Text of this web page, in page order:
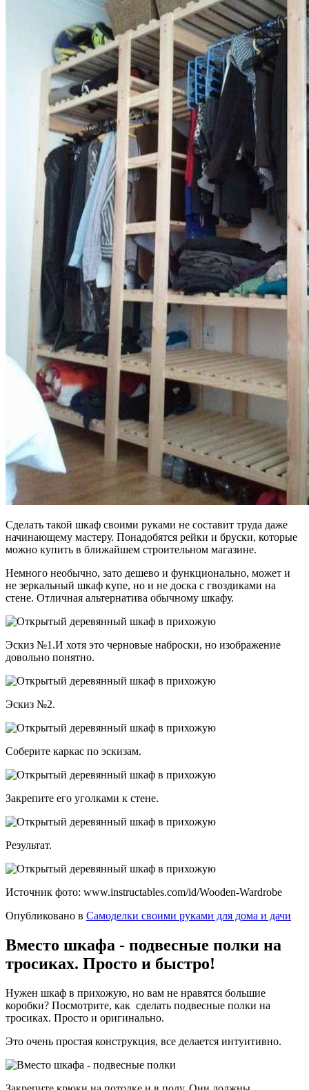
Сделать такой шкаф своими руками не составит труда даже
начинающему мастеру. Понадобятся рейки и бруски, которые
можно купить в ближайшем строительном магазине.
Немного необычно, зато дешево и функционально, может и
не зеркальный шкаф купе, но и не доска с гвоздиками на
стене. Отличная альтернатива обычному шкафу.
Эскиз №1.И хотя это черновые наброски, но изображение
довольно понятно.
Эскиз №2.
Соберите каркас по эскизам.
Закрепите его уголками к стене.
Результат.
Источник фото: www.instructables.com/id/Wooden-Wardrobe
Опубликовано в Самоделки своими руками для дома и дачи
Вместо шкафа - подвесные полки на
тросиках. Просто и быстро!
Нужен шкаф в прихожую, но вам не нравятся большие
коробки? Посмотрите, как сделать подвесные полки на
тросиках. Просто и оригинально.
Это очень простая конструкция, все делается интуитивно.